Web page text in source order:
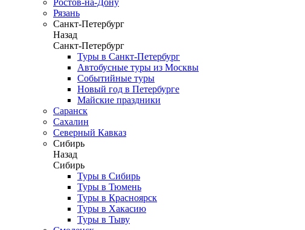
Ростов-на-Дону
Рязань
Санкт-Петербург
Назад
Санкт-Петербург
Туры в Санкт-Петербург
Автобусные туры из Москвы
Событийные туры
Новый год в Петербурге
Майские праздники
Саранск
Сахалин
Северный Кавказ
Сибирь
Назад
Сибирь
Туры в Сибирь
Туры в Тюмень
Туры в Красноярск
Туры в Хакасию
Туры в Тыву